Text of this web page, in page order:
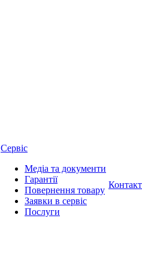
Сервіс
Медіа та документи
Гарантії
Повернення товару
Заявки в сервіс
Послуги